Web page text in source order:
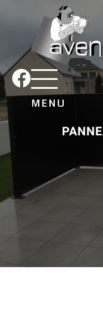
MENU